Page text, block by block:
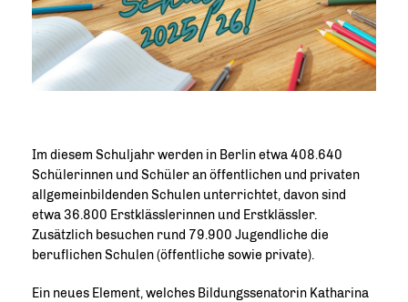
Im diesem Schuljahr werden in Berlin etwa 408.640
Schülerinnen und Schüler an öffentlichen und privaten
allgemeinbildenden Schulen unterrichtet, davon sind
etwa 36.800 Erstklässlerinnen und Erstklässler.
Zusätzlich besuchen rund 79.900 Jugendliche die
beruflichen Schulen (öffentliche sowie private).
Ein neues Element, welches Bildungssenatorin Katharina